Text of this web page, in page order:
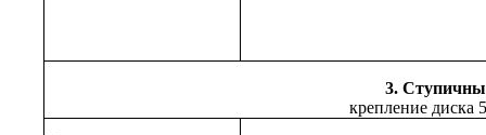
3.
крепление диска